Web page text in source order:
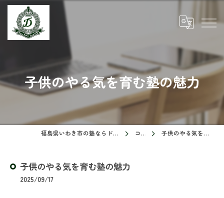
子供のやる気を育む塾の魅力
福島県いわき市の塾ならドリームスクール コラム 子供のやる気を育む塾の魅力
子供のやる気を育む塾の魅力
2025/09/17